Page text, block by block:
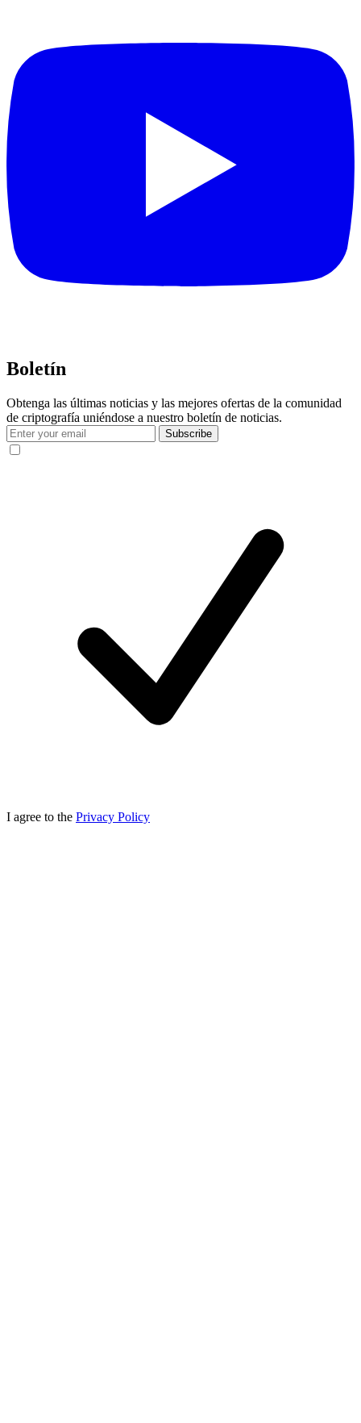
Boletín
Obtenga las últimas noticias y las mejores ofertas de la comunidad
de criptografía uniéndose a nuestro boletín de noticias.
Subscribe
I agree to the Privacy Policy